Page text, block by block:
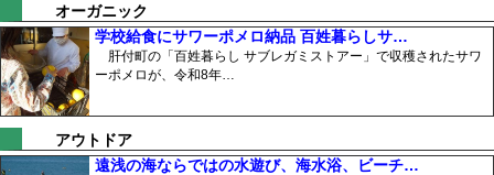
オーガニック
学校給食にサワーポメロ納品 百姓暮らしサ…
肝付町の「百姓暮らし サブレガミストアー」で収穫されたサワ
ーポメロが、令和8年…
アウトドア
遠浅の海ならではの水遊び、海水浴、ビーチ…